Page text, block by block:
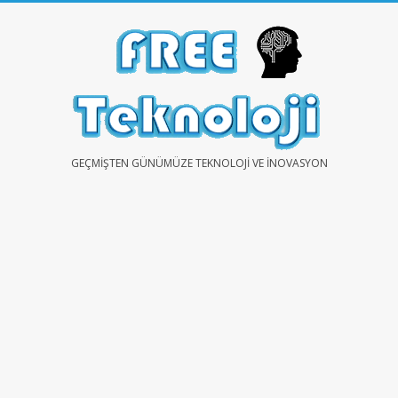
FREEGEÇMIŞTEN GÜNÜMÜZE TEKNOLOJI VE İNOVASYON